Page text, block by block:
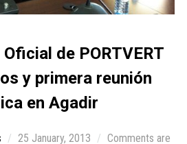
de PORTVERT
y primera reunión
en Agadir
25 January, 2013
Comments are